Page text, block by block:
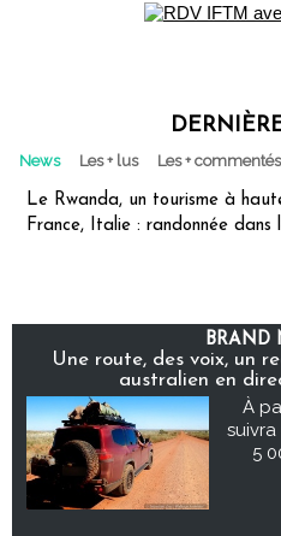
News Les + lus Les + commentés
Le Rwanda, un tourisme à
France, Italie : randonnée
BRAND
Une route, des voix, un
australien en
À
5